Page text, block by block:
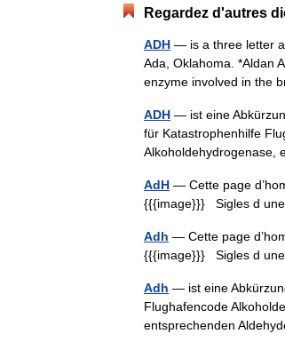
Regardez d'autres
ADH — is a three letter
Ada, Oklahoma. *Aldan
enzyme involved in
ADH — ist eine
für Katastrophenhilfe
AdH — Cette page
{{{image}}} Sigles d
Adh — Cette page
{{{image}}} Sigles d
Adh — ist eine
Flughafencode
entsprechenden